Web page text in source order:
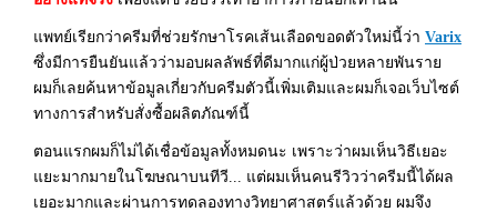
แพทย์เรียกว่าครีมที่ช่วยรักษาโรคเส้นเลือดขอดตัวใหม่นี้ว่า Varix
ซึ่งมีการยืนยันแล้วว่ามอบผลลัพธ์ที่ดีมากแก่ผู้ป่วยหลายพันราย
ผมก็เลยค้นหาข้อมูลเกี่ยวกับครีมตัวนี้เพิ่มเติมและผมก็เจอเว็บไซต์
ทางการสำหรับสั่งซื้อผลิตภัณฑ์นี้
ตอนแรกผมก็ไม่ได้เชื่อข้อมูลทั้งหมดนะ เพราะว่าผมเห็นวิธีเยอะ
แยะมากมายในโฆษณาบนทีวี... แต่ผมเห็นคนรีวิวว่าครีมนี้ได้ผล
เยอะมากและผ่านการทดลองทางวิทยาศาสตร์แล้วด้วย ผมจึง